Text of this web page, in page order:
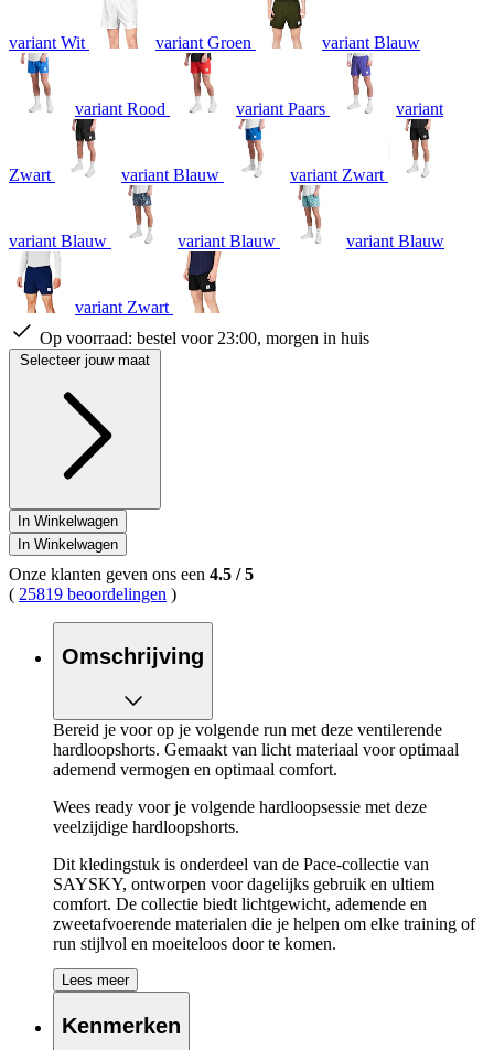
variant Wit variant Groen variant Blauw
variant Rood variant Paars variant
Zwart variant Blauw variant Zwart
variant Blauw variant Blauw variant Blauw
variant Zwart
Op voorraad: bestel voor 23:00, morgen in huis
Selecteer jouw maat
In Winkelwagen
In Winkelwagen
Onze klanten geven ons een 4.5 /5
( 25819 beoordelingen )
Omschrijving
Bereid je voor op je volgende run met deze ventilerende
hardloopshorts. Gemaakt van licht materiaal voor optimaal
ademend vermogen en optimaal comfort.
Wees ready voor je volgende hardloopsessie met deze
veelzijdige hardloopshorts.
Dit kledingstuk is onderdeel van de Pace-collectie van
SAYSKY, ontworpen voor dagelijks gebruik en ultiem
comfort. De collectie biedt lichtgewicht, ademende en
zweetafvoerende materialen die je helpen om elke training of
run stijlvol en moeiteloos door te komen.
De belangrijkste eigenschappen van de
Lees meer
Kenmerken